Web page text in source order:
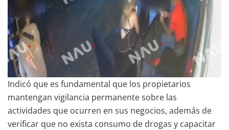
Indicó que es fundamental que los propietarios
mantengan vigilancia permanente sobre las
actividades que ocurren en sus negocios, además de
verificar que no exista consumo de drogas y capacitar